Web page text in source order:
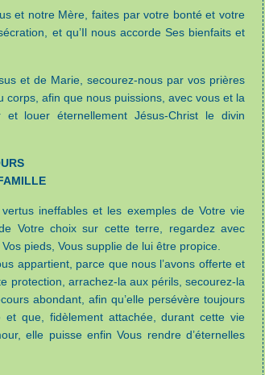
et notre Mère, faites par votre bonté et votre
et qu’Il nous accorde Ses bienfaits et
et de Marie, secourez-nous par vos prières
corps, afin que nous puissions, avec vous et la
et louer éternellement Jésus-Christ le divin
ineffables et les exemples de Votre vie
Votre choix sur cette terre, regardez avec
pieds, Vous supplie de lui être propice.
appartient, parce que nous l’avons offerte et
protection, arrachez-la aux périls, secourez-la
abondant, afin qu’elle persévère toujours
et que, fidèlement attachée, durant cette vie
elle puisse enfin Vous rendre d’éternelles